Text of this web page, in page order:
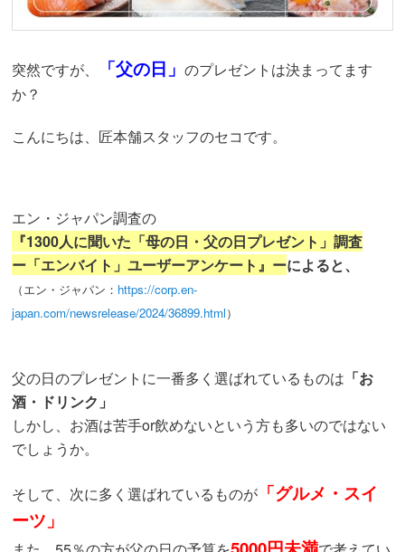
突然ですが、 「父の日」のプレゼントは決まってます
か？
こんにちは、匠本舗スタッフのセコです。
エン・ジャパン調査の
『1300人に聞いた「母の日・父の日プレゼント」調査
ー「エンバイト」ユーザーアンケート』ーによると、
（エン・ジャパン： https://corp.en-
japan.com/newsrelease/2024/36899.html）
父の日のプレゼントに一番多く選ばれているものは 「お
酒・ドリンク」
しかし、お酒は苦手or飲めないという方も多いのではない
でしょうか。
そして、次に多く選ばれているものが 「グルメ・スイ
ーツ」